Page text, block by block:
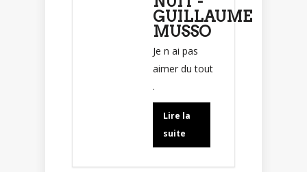
GUILLAUME
MUSSO
Je n ai pas
aimer du tout
.
Lire la
suite